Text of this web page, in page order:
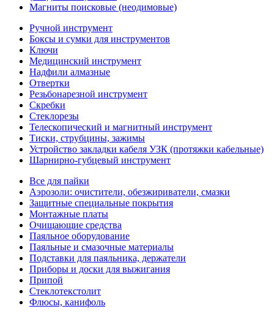
Магниты поисковые (неодимовые)
Ручной инструмент
Боксы и сумки для инструментов
Ключи
Медицинский инструмент
Надфили алмазные
Отвертки
Резьбонарезной инструмент
Скребки
Стеклорезы
Телескопический и магнитный инструмент
Тиски, струбцины, зажимы
Устройство закладки кабеля УЗК (протяжки кабельные)
Шарнирно-губцевый инструмент
Все для пайки
Аэрозоли: очистители, обезжириватели, смазки
Защитные специальные покрытия
Монтажные платы
Очищающие средства
Паяльное оборудование
Паяльные и смазочные материалы
Подставки для паяльника, держатели
Приборы и доски для выжигания
Припой
Стеклотекстолит
Флюсы, канифоль